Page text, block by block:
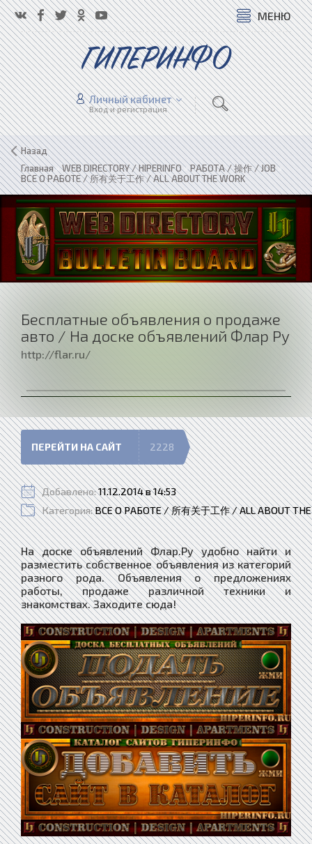
МЕНЮ
ГИПЕРИНФО
Личный кабинет
Вход и регистрация
Назад
Главная»WEB DIRECTORY / HIPERINFO»РАБОТА / 操作 / JOB»
ВСЕ О РАБОТЕ / 所有关于工作 / ALL ABOUT THE WORK
Бесплатные объявления о продаже
авто / На доске объявлений Флар Ру
http://flar.ru/
ПЕРЕЙТИ НА САЙТ 2228
Добавлено:11.12.2014 в 14:53
Категория:ВСЕ О РАБОТЕ / 所有关于工作 / ALL ABOUT THE
На доске объявлений Флар.Ру удобно найти и
разместить собственное объявления из категорий
разного рода. Объявления о предложениях
работы, продаже различной техники и
знакомствах. Заходите сюда!